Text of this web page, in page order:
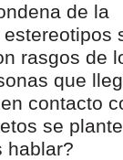
de la
rasgos de
que
contacto
se
hablar?